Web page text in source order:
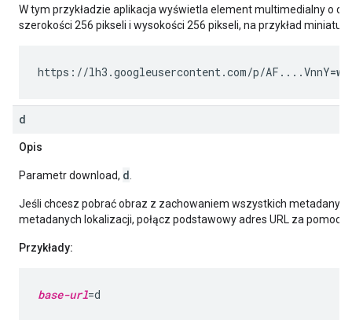
W tym przykładzie aplikacja wyświetla element multimedialny o
szerokości 256 pikseli i wysokości 256 pikseli, na przykład
https://lh3.googleusercontent.com/p/AF....VnnY
d
Opis
Parametr download, d
Jeśli chcesz pobrać obraz z zachowaniem wszystkich
metadanych lokalizacji, połącz podstawowy adres URL za
Przykłady:
base-url